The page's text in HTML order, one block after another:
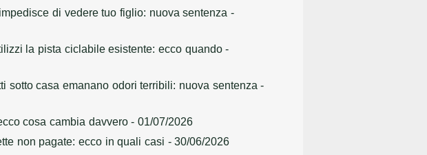
di vedere tuo figlio: nuova sentenza -
la pista ciclabile esistente: ecco quando-
sotto casa emanano odori terribili: nuova sentenza -
cosa cambia davvero- 01/07/2026
non pagate: ecco in quali casi - 30/06/2026